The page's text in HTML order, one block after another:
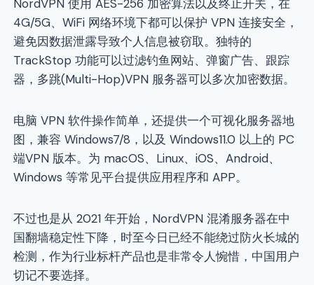
NordVPN 使用 AES-256 加密算法以及终止开关，在
4G/5G、WiFi 网络环境下都可以保护 VPN 连接安全，
避免因数据泄露导致个人信息被窃取。独特的
TrackStop 功能可以过滤钓鱼网站、弹窗广告、跟踪
器，多跳(Multi-Hop)VPN 服务器可以多次加密数据。
电脑 VPN 软件操作简单，还提供一个可视化服务器地
图，兼容 Windows7/8，以及 Windows11.0 以上的 PC
端VPN 版本。为 macOS、Linux、iOS、Android、
Windows 等常见平台提供应用程序和 APP。
不过也是从 2021 年开始，NordVPN 混淆服务器在中
国翻墙稳定性下降，时至今日已经不能绕过防火长城的
检测，作为行业标杆产品也是非常令人惋惜，中国用户
切记不要选择。